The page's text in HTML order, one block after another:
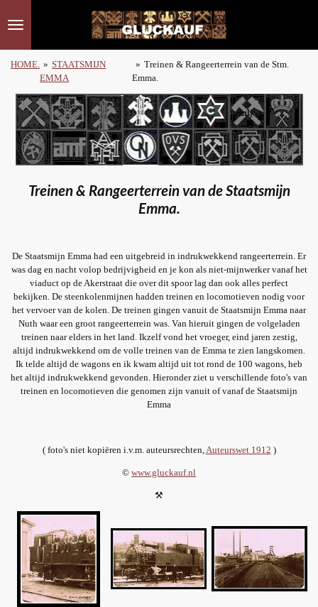
direct
hoofdinhoud
HOME. » STAATSMIJN
EMMA
» Treinen & Rangeerterrein van de Stm.
Emma.
Treinen & Rangeerterrein van de Staatsmijn
Emma.
De Staatsmijn Emma had een uitgebreid in indrukwekkend rangeerterrein. Er
was dag en nacht volop bedrijvigheid en je kon als niet-mijnwerker vanaf het
viaduct op de Akerstraat die over dit spoor lag dan ook alles perfect
bekijken. De steenkolenmijnen hadden treinen en locomotieven nodig voor
het vervoer van de kolen. De treinen gingen vanuit de Staatsmijn Emma naar
Nuth waar een groot rangeerterrein was. Van hieruit gingen de volgeladen
treinen naar elders in het land. Ikzelf vond het vroeger, eind jaren zestig,
altijd indrukwekkend om de volle treinen van de Emma te zien langskomen.
Ik telde altijd de wagons en ik kwam altijd uit tot rond de 100 wagons, heb
het altijd indrukwekkend gevonden. Hieronder ziet u verschillende foto's van
treinen en locomotieven die genomen zijn vanuit of vanaf de Staatsmijn
Emma
( foto's niet kopiëren i.v.m. auteursrechten, Auteurswet 1912 )
© www.gluckauf.nl
⚒